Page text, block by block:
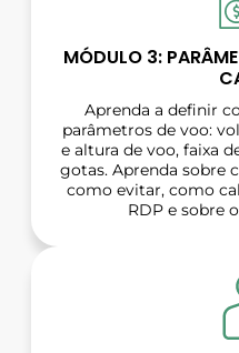
MÓDULO 3:
Aprenda a definir
parâmetros de voo:
e altura de voo, faixa
gotas. Aprenda sobre
como evitar, como
RDP e sobre